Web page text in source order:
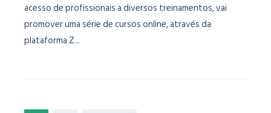
acesso de profissionais a diversos treinamentos, vai
promover uma série de cursos online, através da
plataforma Z...